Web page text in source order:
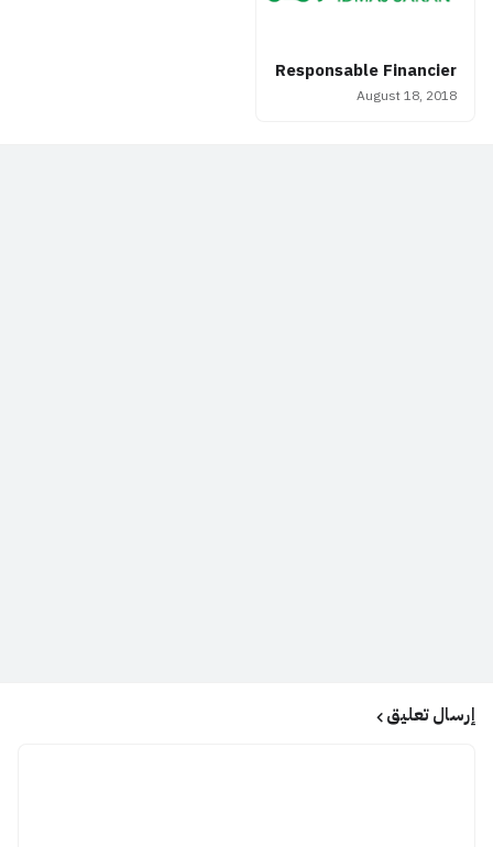
Responsable Financier
August 18, 2018
إرسال تعليق